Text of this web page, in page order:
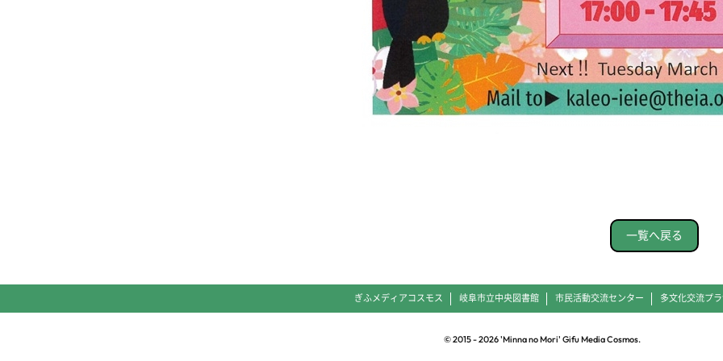
一覧へ戻る
ぎふメディアコスモス 岐阜市立中央図書館 市民活動交流センター 多文化交流プ
© 2015 -2026'Minna no Mori' Gifu Media Cosmos.